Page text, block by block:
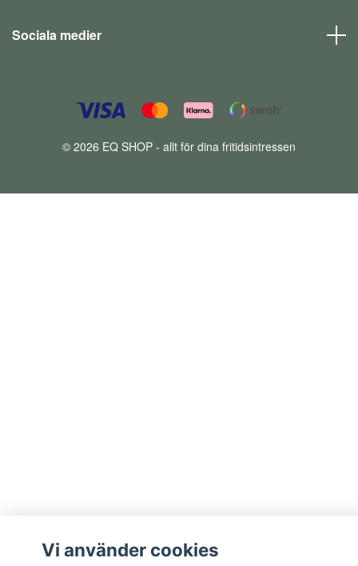
Sociala medier
© 2026 EQ SHOP - allt för dina fritidsintressen
Vi använder cookies